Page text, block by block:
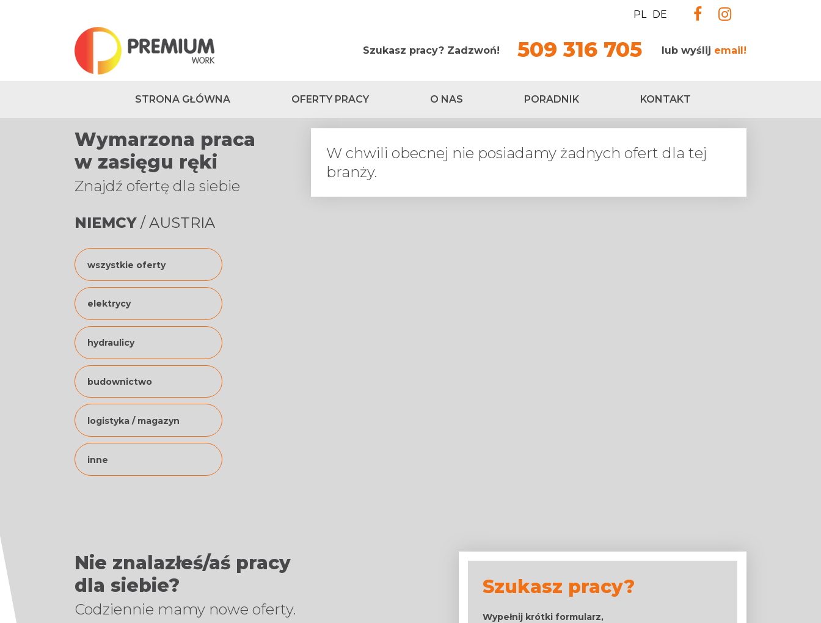
PL DE
Szukasz pracy? Zadzwoń! 509 316 705 lub wyślij email!
STRONA GŁÓWNA OFERTY PRACY O NAS PORADNIK KONTAKT
Wymarzona praca
w zasięgu ręki
Znajdź ofertę dla siebie
NIEMCY / AUSTRIA
wszystkie oferty
elektrycy
hydraulicy
budownictwo
logistyka / magazyn
inne
W chwili obecnej nie posiadamy żadnych ofert dla tej
branży.
Nie znalazłeś/aś pracy
dla siebie?
Codziennie mamy nowe oferty.
Szukasz pracy?
Wypełnij krótki formularz,